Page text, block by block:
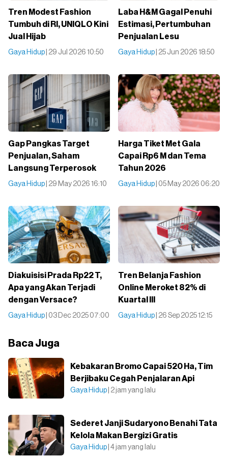
Tren Modest Fashion
Tumbuh di RI, UNIQLO Kini
Jual Hijab
Gaya Hidup | 29 Jul 2026 10:50
Laba H&M Gagal Penuhi
Estimasi, Pertumbuhan
Penjualan Lesu
Gaya Hidup | 25 Jun 2026 18:50
Gap Pangkas Target
Penjualan, Saham
Langsung Terperosok
Gaya Hidup | 29 May 2026 16:10
Harga Tiket Met Gala
Capai Rp6 M dan Tema
Tahun 2026
Gaya Hidup | 05 May 2026 06:20
Diakuisisi Prada Rp22 T,
Apa yang Akan Terjadi
dengan Versace?
Gaya Hidup | 03 Dec 2025 07:00
Tren Belanja Fashion
Online Meroket 82% di
Kuartal III
Gaya Hidup | 26 Sep 2025 12:15
Baca Juga
Kebakaran Bromo Capai 520 Ha, Tim
Berjibaku Cegah Penjalaran Api
Gaya Hidup | 2 jam yang lalu
Sederet Janji Sudaryono Benahi Tata
Kelola Makan Bergizi Gratis
Gaya Hidup | 4 jam yang lalu